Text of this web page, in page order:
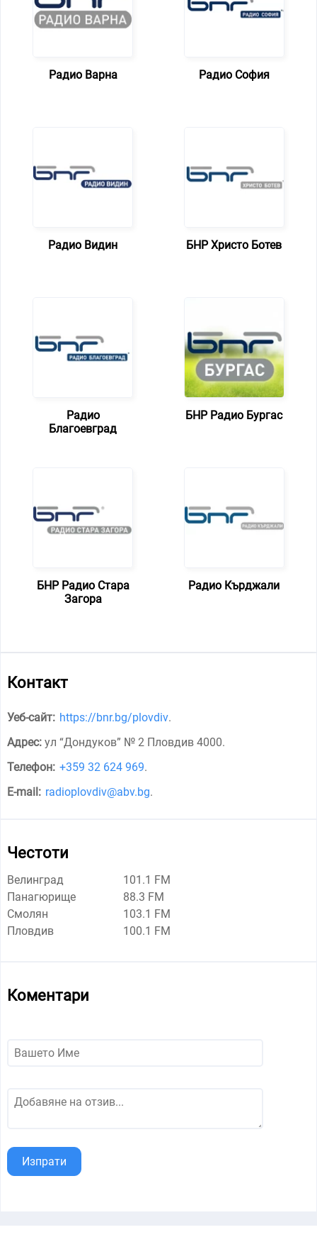
Радио Варна Радио София
Радио Видин БНР Христо Ботев
Радио
Благоевград
БНР Радио Бургас
БНР Радио Стара
Загора
Радио Кърджали
Контакт
Уеб-сайт: https://bnr.bg/plovdiv.
Адрес: ул “Дондуков” № 2 Пловдив 4000.
Телефон: +359 32 624 969.
E-mail: radioplovdiv@abv.bg.
Честоти
Велинград
101.1 FM
Панагюрище
88.3 FM
Смолян
103.1 FM
Пловдив
100.1 FM
Коментари
Изпрати